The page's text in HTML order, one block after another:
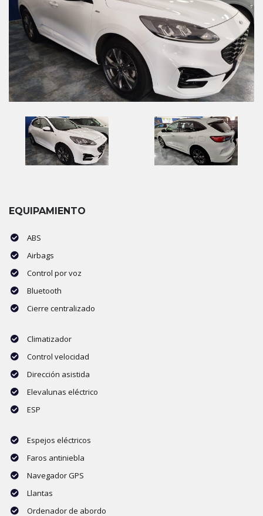
EQUIPAMIENTO
ABS
Airbags
Control por voz
Bluetooth
Cierre centralizado
Climatizador
Control velocidad
Dirección asistida
Elevalunas eléctrico
ESP
Espejos eléctricos
Faros antiniebla
Navegador GPS
Llantas
Ordenador de abordo